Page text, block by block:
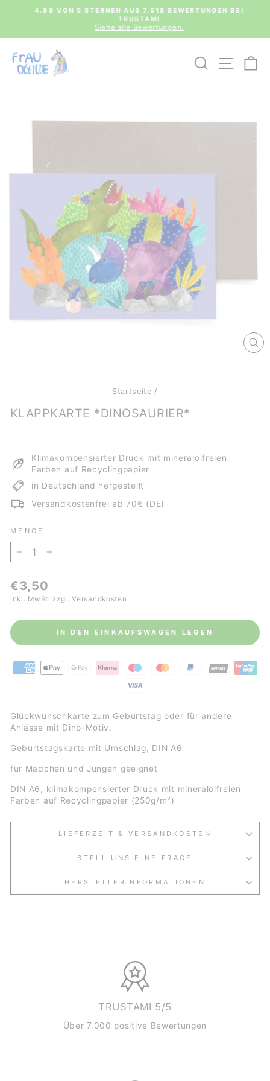
Pause
Diashow
4.99 VON 5 STERNEN AUS 7.518 BEWERTUNGEN BEI
TRUSTAMI
Siehe alle Bewertungen.
SUCHE
Startseite /
KLAPPKARTE *DINOSAURIER*
Klimakompensierter Druck mit mineralölfreien
Farben auf Recyclingpapier
in Deutschland hergestellt
Versandkostenfrei ab 70€ (DE)
MENGE
Normaler
Preis
€3,50
inkl. MwSt. zzgl.Versandkosten
IN DEN EINKAUFSWAGEN LEGEN
Glückwunschkarte zum Geburtstag oder für andere
Anlässe mit Dino-Motiv.
Geburtstagskarte mit Umschlag, DIN A6
für Mädchen und Jungen geeignet
DIN A6, klimakompensierter Druck mit mineralölfreien
Farben auf Recyclingpapier (250g/m²)
LIEFERZEIT & VERSANDKOSTEN
STELL UNS EINE FRAGE
HERSTELLERINFORMATIONEN
TRUSTAMI 5/5
Über 7.000 positive Bewertungen